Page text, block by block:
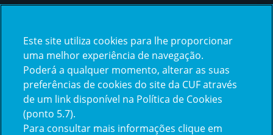
certification2certification3
Este site utiliza cookies para lhe proporcionar
uma melhor experiência de navegação.
Poderá a qualquer momento, alterar as suas
preferências de cookies do site da CUF através
de um link disponível na Política de Cookies
(ponto 5.7).
Para consultar mais informações clique em